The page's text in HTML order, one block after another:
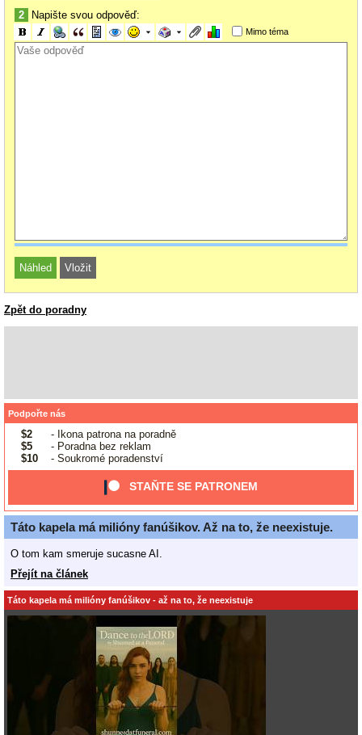
2 Napište svou odpověď:
Mimo téma
Zpět do poradny
Podpořte nás
$2
- Ikona patrona na poradně
$5
- Poradna bez reklam
$10
- Soukromé poradenství
STAŇTE SE PATRONEM
Táto kapela má milióny fanúšikov. Až na to, že neexistuje.
O tom kam smeruje sucasne AI.
Přejít na článek
Táto kapela má milióny fanúšikov - až na to, že neexistuje